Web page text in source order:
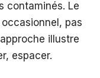
contaminés. Le
pas
illustre
espacer.